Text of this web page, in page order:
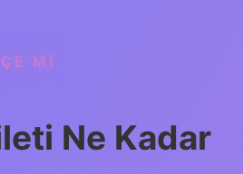
MI
Ne Kadar